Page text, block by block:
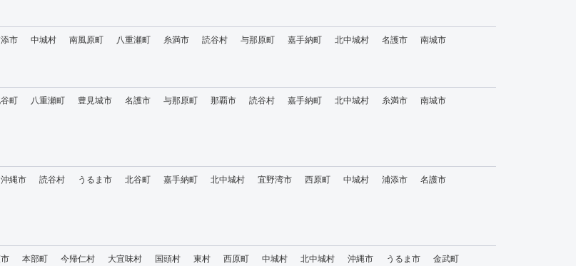
市 中城村 南風原町 八重瀬町 糸満市 読谷村 与那原町 嘉手納町 北中城村 名護市 南城市
町 八重瀬町 豊見城市 名護市 与那原町 那覇市 読谷村 嘉手納町 北中城村 糸満市
南城市
沖縄市 読谷村 うるま市 北谷町 嘉手納町 北中城村 宜野湾市 西原町 中城村 浦添市
名護市
本部町 今帰仁村 大宜味村 国頭村 東村 西原町 中城村 北中城村 沖縄市 うるま市 金武町